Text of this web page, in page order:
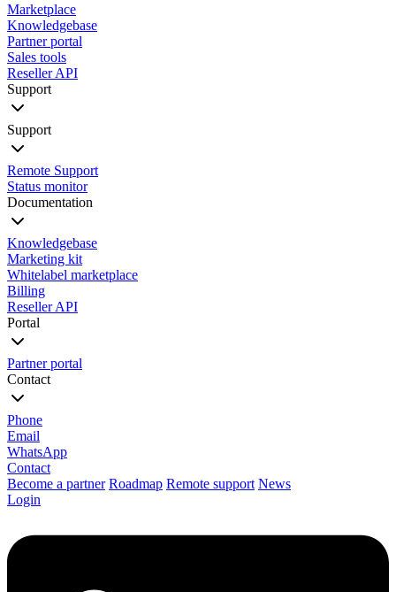
Marketplace
Knowledgebase
Partner portal
Sales tools
Reseller API
Support
Support
Remote Support
Status monitor
Documentation
Knowledgebase
Marketing kit
Whitelabel marketplace
Billing
Reseller API
Portal
Partner portal
Contact
Phone
Email
WhatsApp
Contact
Become a partner Roadmap Remote support News
Login